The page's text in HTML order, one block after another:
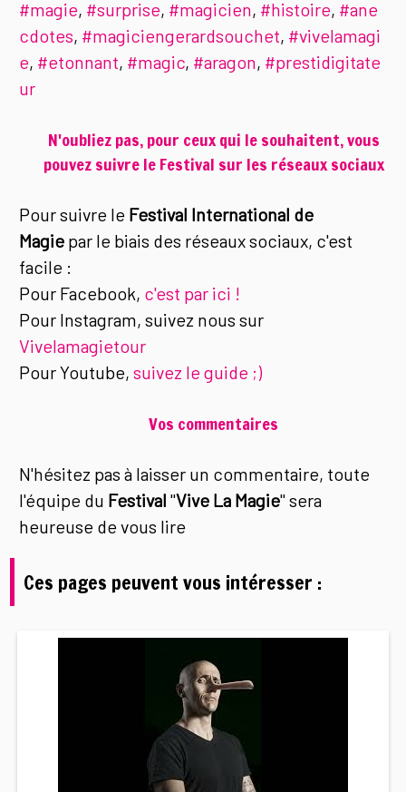
#magie, #surprise, #magicien, #histoire, #ane
cdotes, #magiciengerardsouchet, #vivelamagi
e, #etonnant, #magic, #aragon, #prestidigitate
ur
N'oubliez pas, pour ceux qui le souhaitent, vous
pouvez suivre le Festival sur les réseaux sociaux
Pour suivre le Festival International de
Magie par le biais des réseaux sociaux, c'est
facile :
Pour Facebook, c'est par ici !
Pour Instagram, suivez nous sur
Vivelamagietour
Pour Youtube,suivez le guide ;)
Vos commentaires
N'hésitez pas à laisser un commentaire, toute
l'équipe du Festival "Vive La Magie" sera
heureuse de vous lire
Ces pages peuvent vous intéresser :